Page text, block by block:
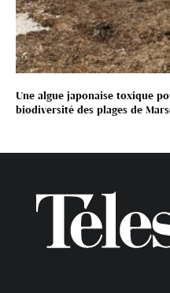
Une algue japonaise toxique
biodiversité des plages de